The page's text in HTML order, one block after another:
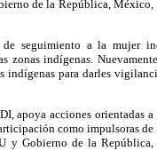
de la República, México,
de seguimiento a la mujer
zonas indígenas.
indígenas para darles
apoya acciones orientadas a
como impulsoras de
y Gobierno de la República,